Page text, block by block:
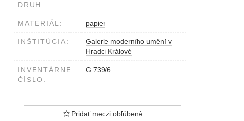
DRUH:
MATERIÁL: papier
INŠTITÚCIA:
Galerie moderního umění v
Hradci Králové
INVENTÁRNE
ČÍSLO:
G 739/6
Pridať medzi obľúbené